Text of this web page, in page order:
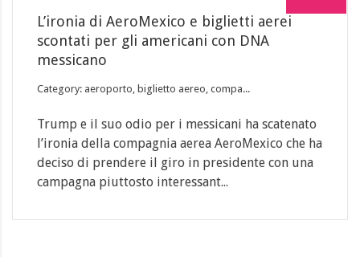
L’ironia di AeroMexico e biglietti aerei
scontati per gli americani con DNA
messicano
Category: aeroporto, biglietto aereo, compa...
Trump e il suo odio per i messicani ha scatenato
l’ironia della compagnia aerea AeroMexico che ha
deciso di prendere il giro in presidente con una
campagna piuttosto interessant...